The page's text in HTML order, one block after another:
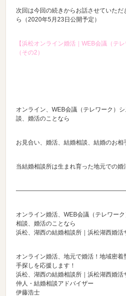
次回は今回の続きからお話させていた
ら（2020年5月23日公開予定）
【浜松オンライン婚活｜WEB会議（テ
（その2）
オンライン、WEB会議（テレワーク）
談、婚活のことなら
お見合い、婚活、結婚相談、結婚のお相
当結婚相談所は生まれ育った地元での婚
オンライン婚活、WEB会議（テレワー
相談、婚活のことなら
浜松、湖西の結婚相談所｜浜松湖西婚活
オンライン婚活、地元で婚活！地域密
手探しを応援します！
浜松、湖西の結婚相談所｜浜松湖西婚活
仲人・結婚相談アドバイザー
伊藤浩士